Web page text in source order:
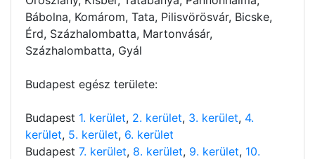
Bábolna, Komárom, Tata, Pilisvörösvár, Bicske,
Érd, Százhalombatta, Martonvásár,
Százhalombatta, Gyál
Budapest egész területe:
Budapest 1. kerület, 2. kerület, 3. kerület, 4.
kerület, 5. kerület, 6. kerület
Budapest 7. kerület, 8. kerület, 9. kerület, 10.